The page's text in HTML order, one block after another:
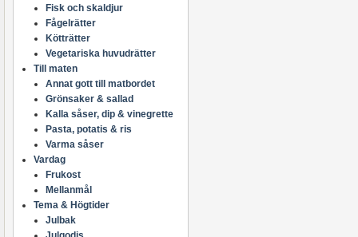
Fisk och skaldjur
Fågelrätter
Kötträtter
Vegetariska huvudrätter
Till maten
Annat gott till matbordet
Grönsaker & sallad
Kalla såser, dip & vinegrette
Pasta, potatis & ris
Varma såser
Vardag
Frukost
Mellanmål
Tema & Högtider
Julbak